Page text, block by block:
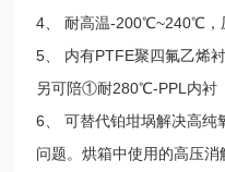
4、 耐高温-200℃~240℃，
5、 内有PTFE聚四氟乙烯
另可陪①耐280℃-PPL内衬
6、 可替代铂坩埚解决高纯
问题。烘箱中使用的高压消